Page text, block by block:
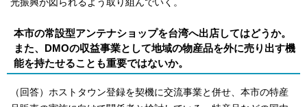
光振興が図られるよう取り組んでいく。
本市の常設型アンテナショップを台湾へ出店してはどうか。
また、DMOの収益事業として地域の物産品を外に売り出す機
能を持たせることも重要ではないか。
（回答）ホストタウン登録を契機に交流事業と併せ、本市の特産